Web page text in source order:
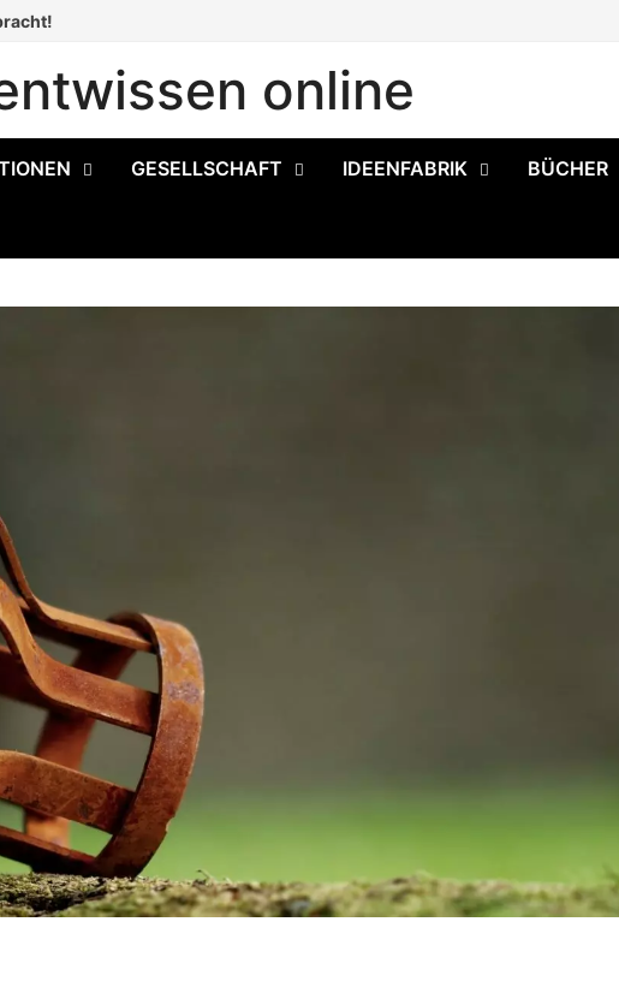
online
GESELLSCHAFT IDEENFABRIK BÜCHER